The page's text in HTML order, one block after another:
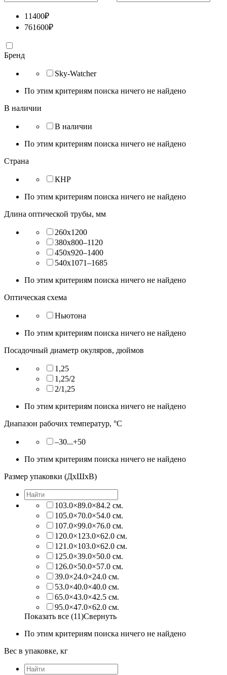
11400₽
761600₽
Бренд
Sky-Watcher
По этим критериям поиска ничего не найдено
В наличии
В наличии
По этим критериям поиска ничего не найдено
Страна
КНР
По этим критериям поиска ничего не найдено
Длина оптической трубы, мм
260x1200
380x800–1120
450x920–1400
540x1071–1685
По этим критериям поиска ничего не найдено
Оптическая схема
Ньютона
По этим критериям поиска ничего не найдено
Посадочный диаметр окуляров, дюймов
1,25
1,25/2
2/1,25
По этим критериям поиска ничего не найдено
Диапазон рабочих температур, °С
–30...+50
По этим критериям поиска ничего не найдено
Размер упаковки (ДхШхВ)
103.0×89.0×84.2 см.
105.0×70.0×54.0 см.
107.0×99.0×76.0 см.
120.0×123.0×62.0 см.
121.0×103.0×62.0 см.
125.0×39.0×50.0 см.
126.0×50.0×57.0 см.
39.0×24.0×24.0 см.
53.0×40.0×40.0 см.
65.0×43.0×42.5 см.
95.0×47.0×62.0 см.
Показать все (11)Свернуть
По этим критериям поиска ничего не найдено
Вес в упаковке, кг